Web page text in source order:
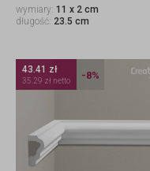
wymiary: 11 x 2 cm
długość: 23.5 cm
43.41 zł
35.29 zł netto -8%